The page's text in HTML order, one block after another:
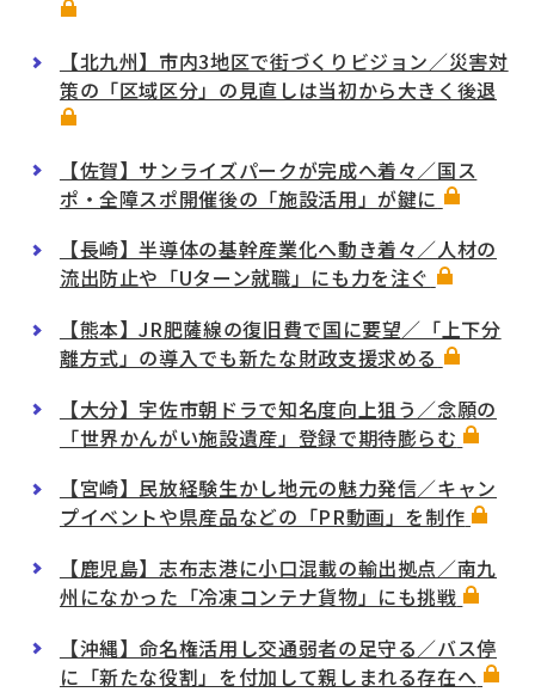
【北九州】市内3地区で街づくりビジョン／災害対
策の「区域区分」の見直しは当初から大きく後退
【佐賀】サンライズパークが完成へ着々／国ス
ポ・全障スポ開催後の「施設活用」が鍵に
【長崎】半導体の基幹産業化へ動き着々／人材の
流出防止や「Uターン就職」にも力を注ぐ
【熊本】JR肥薩線の復旧費で国に要望／「上下分
離方式」の導入でも新たな財政支援求める
【大分】宇佐市朝ドラで知名度向上狙う／念願の
「世界かんがい施設遺産」登録で期待膨らむ
【宮崎】民放経験生かし地元の魅力発信／キャン
プイベントや県産品などの「PR動画」を制作
【鹿児島】志布志港に小口混載の輸出拠点／南九
州になかった「冷凍コンテナ貨物」にも挑戦
【沖縄】命名権活用し交通弱者の足守る／バス停
に「新たな役割」を付加して親しまれる存在へ